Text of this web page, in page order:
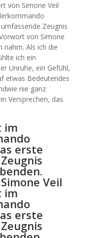
von Simone Veil
Zeugnis
von Simone
nahm. Als ich die
ich ein
Unruhe, ein Gefühl,
etwas Bedeutendes
nie ganz
Versprechen, das
im
erste
Veil
im
erste